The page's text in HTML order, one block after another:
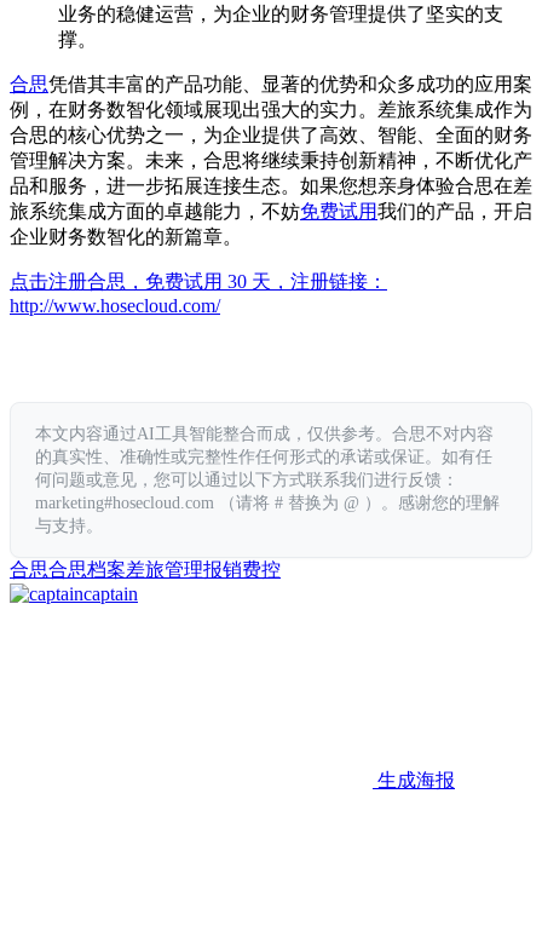
业务的稳健运营，为企业的财务管理提供了坚实的支
撑。
合思凭借其丰富的产品功能、显著的优势和众多成功的应用案
例，在财务数智化领域展现出强大的实力。差旅系统集成作为
合思的核心优势之一，为企业提供了高效、智能、全面的财务
管理解决方案。未来，合思将继续秉持创新精神，不断优化产
品和服务，进一步拓展连接生态。如果您想亲身体验合思在差
旅系统集成方面的卓越能力，不妨免费试用我们的产品，开启
企业财务数智化的新篇章。
点击注册合思，免费试用 30 天，注册链接：
http://www.hosecloud.com/
本文内容通过AI工具智能整合而成，仅供参考。合思不对内容
的真实性、准确性或完整性作任何形式的承诺或保证。如有任
何问题或意见，您可以通过以下方式联系我们进行反馈：
marketing#hosecloud.com （请将 # 替换为 @ ）。感谢您的理解
与支持。
合思合思档案差旅管理报销费控
captain
生成海报